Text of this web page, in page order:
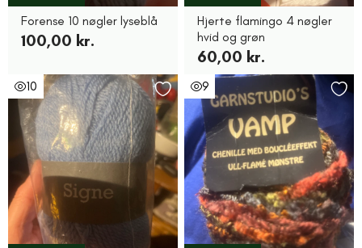
Forense 10 nøgler lyseblå
100,00 kr.
Hjerte flamingo 4 nøgler
hvid og grøn
60,00 kr.
10 9